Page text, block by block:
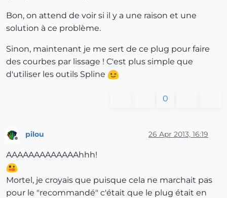
Bon, on attend de voir si il y a une raison et une
solution à ce problème.
Sinon, maintenant je me sert de ce plug pour faire
des courbes par lissage ! C'est plus simple que
d'utiliser les outils Spline
0
pilou 26 Apr 2013, 16:19
AAAAAAAAAAAAAhhh!
Mortel, je croyais que puisque cela ne marchait pas
pour le "recommandé" c'était que le plug était en